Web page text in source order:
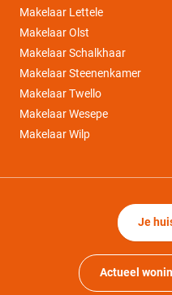
Makelaar Lettele
Makelaar Olst
Makelaar Schalkhaar
Makelaar Steenenkamer
Makelaar Twello
Makelaar Wesepe
Makelaar Wilp
Je
Actueel